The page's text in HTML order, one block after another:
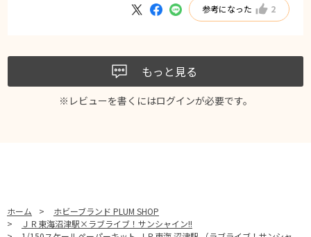
参考になった 2
もっと見る
※レビューを書くにはログインが必要です。
ホーム >
ホビーブランド PLUM SHOP
>
ＪＲ東海沼津駅×ラブライブ！サンシャイン!!